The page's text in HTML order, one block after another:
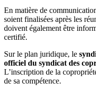
En matière de
soient finalisées après les
doivent également être
certifié.
Sur le plan juridique, le
officiel du syndicat des
L’inscription de la
de sa compétence.